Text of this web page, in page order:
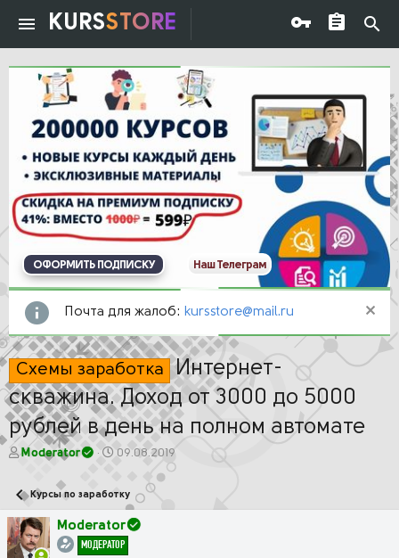
KURSSTORE
ОФОРМИТЬ ПОДПИСКУ Наш Телеграм
Почта для жалоб: kursstore@mail.ru
Схемы заработка Интернет-
скважина. Доход от 3000 до 5000
рублей в день на полном автомате
А
о
р
т
е
Moderator
Д
а
а
ч
09.08.2019
Курсы по заработку
Moderator
МОДЕРАТОР